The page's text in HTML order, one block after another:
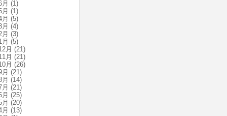
(1)
(1)
(5)
(4)
(3)
(5)
月 (21)
月 (21)
月 (26)
(21)
(14)
(21)
(25)
(20)
(13)